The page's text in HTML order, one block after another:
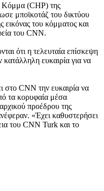
Κόμμα (CHP) της
μποϊκοτάζ του δικτύου
εικόνας του κόμματος και
του CNN.
ότι η τελευταία επίσκεψη
ευκαιρία για να
στο CNN την ευκαιρία να
τα κορυφαία μέσα
προέδρου της
«Έχει καθυστερήσει
του CNN Turk και το